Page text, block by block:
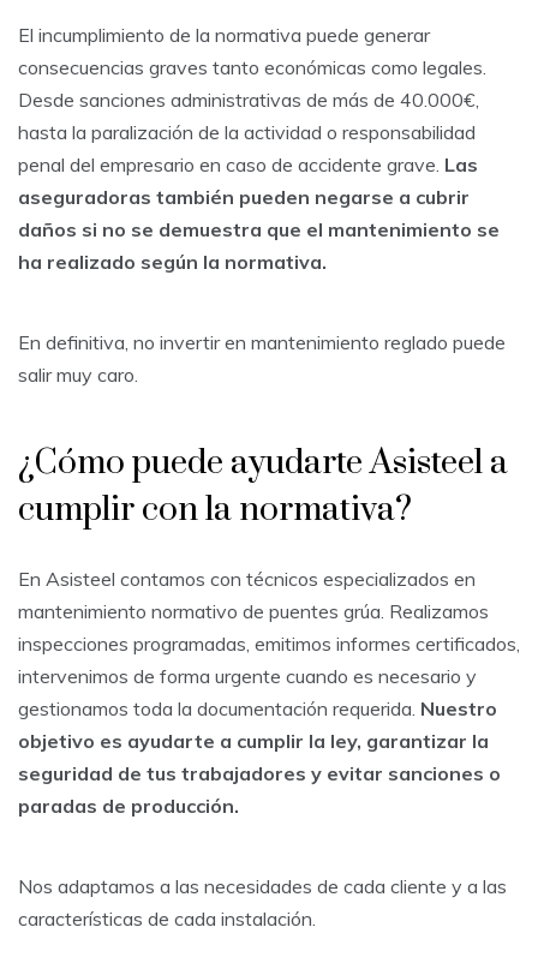
El incumplimiento de la normativa puede generar
consecuencias graves tanto económicas como legales.
Desde sanciones administrativas de más de 40.000€,
hasta la paralización de la actividad o responsabilidad
penal del empresario en caso de accidente grave. Las
aseguradoras también pueden negarse a cubrir
daños si no se demuestra que el mantenimiento se
ha realizado según la normativa.
En definitiva, no invertir en mantenimiento reglado puede
salir muy caro.
¿Cómo puede ayudarte Asisteel a
cumplir con la normativa?
En Asisteel contamos con técnicos especializados en
mantenimiento normativo de puentes grúa. Realizamos
inspecciones programadas, emitimos informes certificados,
intervenimos de forma urgente cuando es necesario y
gestionamos toda la documentación requerida. Nuestro
objetivo es ayudarte a cumplir la ley, garantizar la
seguridad de tus trabajadores y evitar sanciones o
paradas de producción.
Nos adaptamos a las necesidades de cada cliente y a las
características de cada instalación.